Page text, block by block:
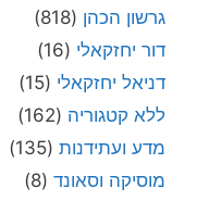
גרשון הכהן (818)
דור יחזקאלי (16)
דניאל יחזקאלי (15)
ללא קטגוריה (162)
מדע ועתידנות (135)
מוסיקה וסאונד (8)